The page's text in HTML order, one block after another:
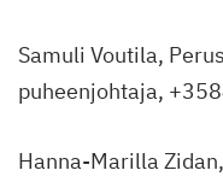
Samuli Voutila,
puheenjohtaja,
Hanna-Marilla